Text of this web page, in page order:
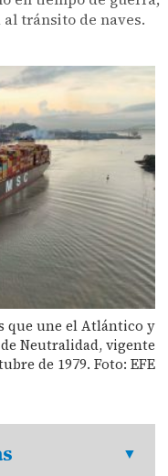
tránsito de naves.
que une el Atlántico y
Neutralidad, vigente
de 1979. Foto: EFE